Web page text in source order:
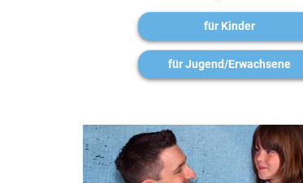
für Kinder
für Jugend/Erwachsene